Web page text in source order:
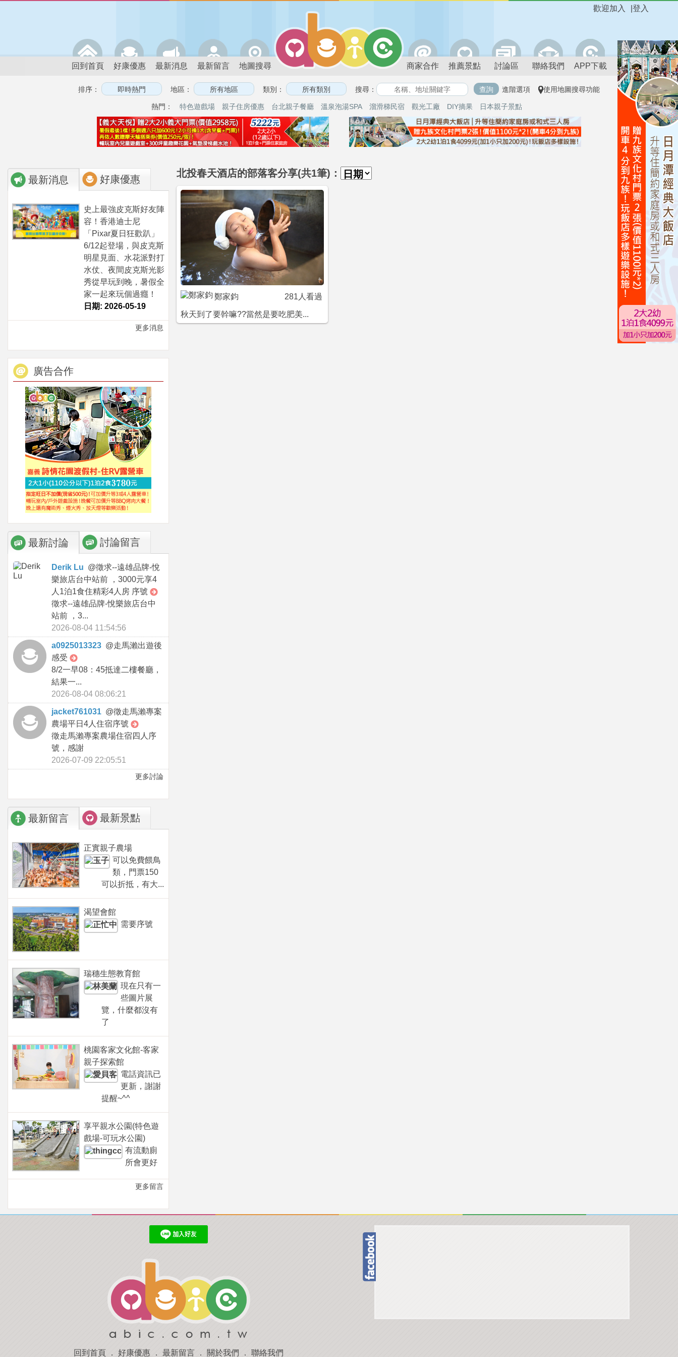
登入
歡迎加入
回到首頁 好康優惠 最新消息 最新留言 地圖搜尋 商家合作 推薦景點 討論區 聯絡我們 APP下載
排序： 地區： 類別： 搜尋： 進階選項 使用地圖搜尋功能
熱門： 特色遊戲場 親子住房優惠 台北親子餐廳 溫泉泡湯SPA 溜滑梯民宿 觀光工廠 DIY摘果 日本親子景點
最新消息 好康優惠
史上最強皮克斯好友陣
容！香港迪士尼
「Pixar夏日狂歡趴」
6/12起登場，與皮克斯
明星見面、水花派對打
水仗、夜間皮克斯光影
秀從早玩到晚，暑假全
家一起來玩個過癮！
日期: 2026-05-19
更多消息
廣告合作
最新討論 討論留言
Derik Lu @徵求--遠雄品牌-悅
樂旅店台中站前 ，3000元享4
人1泊1食住精彩4人房 序號
徵求--遠雄品牌-悅樂旅店台中
站前 ，3...
2026-08-04 11:54:56
a0925013323 @走馬瀨出遊後
感受
8/2一早08：45抵達二樓餐廳，
結果一...
2026-08-04 08:06:21
jacket761031 @徵走馬瀨專案
農場平日4人住宿序號
徵走馬瀨專案農場住宿四人序
號，感謝
2026-07-09 22:05:51
更多討論
最新留言 最新景點
正實親子農場
可以免費餵鳥
類，門票150
可以折抵，有大...
渴望會館
需要序號
瑞穗生態教育館
現在只有一
些圖片展
覽，什麼都沒有
了
桃園客家文化館-客家
親子探索館
電話資訊已
更新，謝謝
提醒~^^
享平親水公園(特色遊
戲場-可玩水公園)
有流動廁
所會更好
更多留言
北投春天酒店的部落客分享(共1筆)：
鄭家鈞 281人看過
秋天到了要幹嘛??當然是要吃肥美...
回到首頁 ． 好康優惠 ． 最新留言 ． 關於我們 ． 聯絡我們